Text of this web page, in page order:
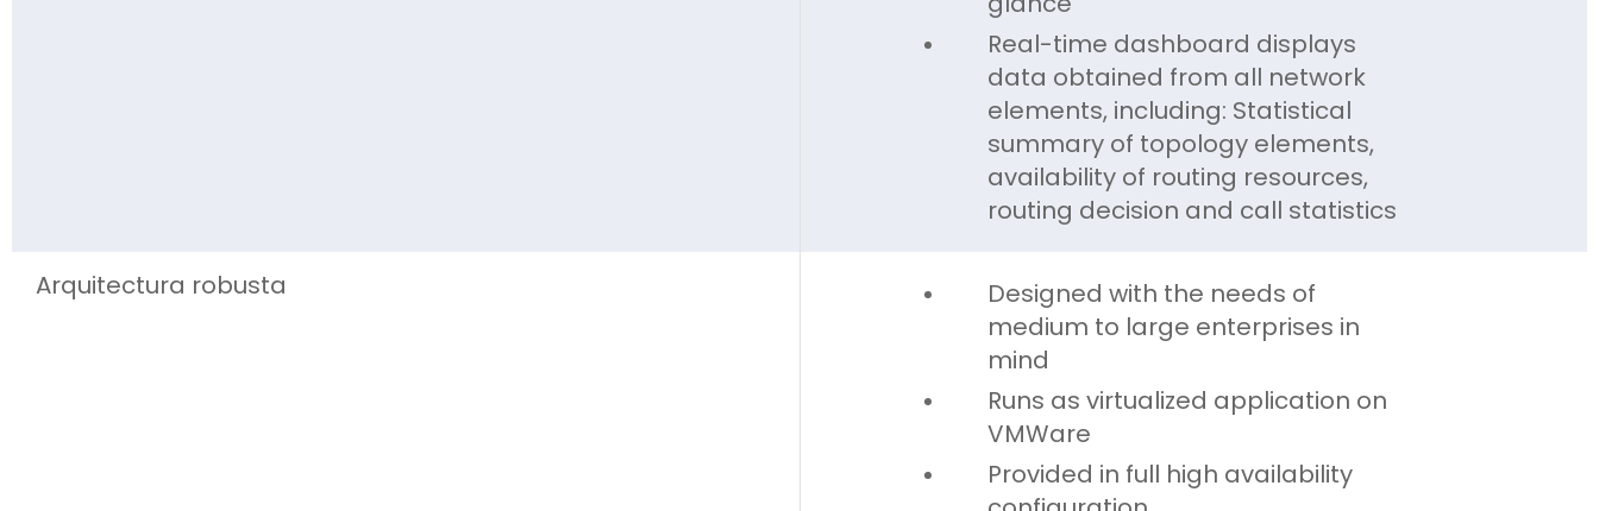
Real-time dashboard displays
data obtained from all network
elements, including: Statistical
summary of topology elements,
availability of routing resources,
routing decision and call statistics
Arquitectura robusta
Designed with the needs of
medium to large enterprises in
mind
Runs as virtualized application on
VMWare
Provided in full high availability